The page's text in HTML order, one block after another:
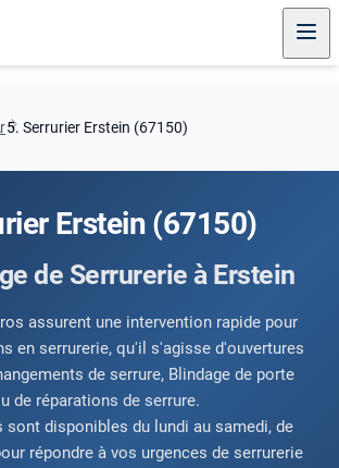
Serrurier Erstein (67150)
Erstein (67150)
de Serrurerie à Erstein
assurent une intervention rapide pour
en serrurerie, qu'il s'agisse d'ouvertures
de serrure, Blindage de porte
de réparations de serrure.
sont disponibles du lundi au samedi, de
répondre à vos urgences de serrurerie